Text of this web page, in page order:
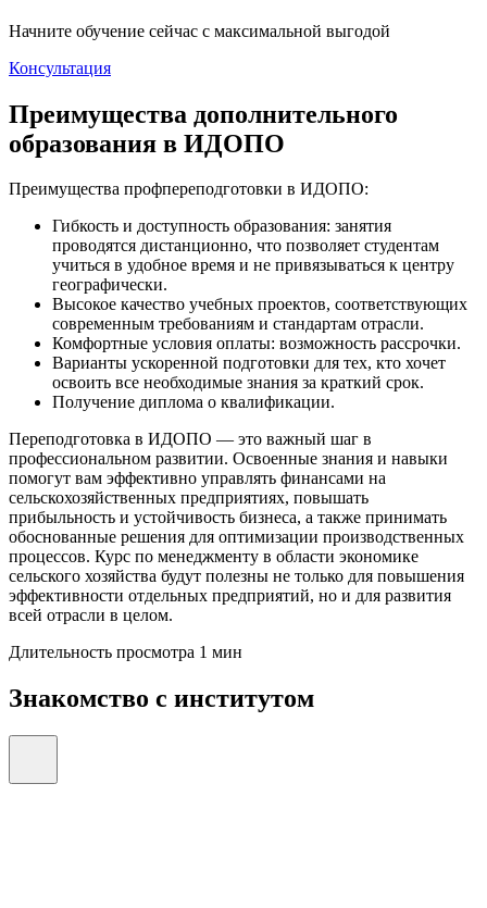
Начните обучение сейчас с максимальной выгодой
Консультация
Преимущества дополнительного
образования в ИДОПО
Преимущества профпереподготовки в ИДОПО:
Гибкость и доступность образования: занятия
проводятся дистанционно, что позволяет студентам
учиться в удобное время и не привязываться к центру
географически.
Высокое качество учебных проектов, соответствующих
современным требованиям и стандартам отрасли.
Комфортные условия оплаты: возможность рассрочки.
Варианты ускоренной подготовки для тех, кто хочет
освоить все необходимые знания за краткий срок.
Получение диплома о квалификации.
Переподготовка в ИДОПО — это важный шаг в
профессиональном развитии. Освоенные знания и навыки
помогут вам эффективно управлять финансами на
сельскохозяйственных предприятиях, повышать
прибыльность и устойчивость бизнеса, а также принимать
обоснованные решения для оптимизации производственных
процессов. Курс по менеджменту в области экономике
сельского хозяйства будут полезны не только для повышения
эффективности отдельных предприятий, но и для развития
всей отрасли в целом.
Длительность просмотра 1 мин
Знакомство с институтом